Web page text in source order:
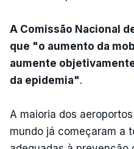
A Comissão Nacional
que "o aumento da
aumente
da epidemia".
A maioria dos
mundo já começaram a